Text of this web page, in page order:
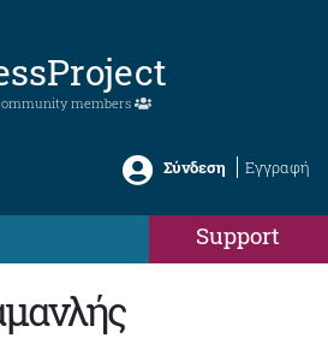
members
Σύνδεση Εγγραφή
Support